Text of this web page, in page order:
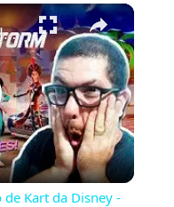
×
Conheça o Novo Jogo Gratuito de Kart da Disney - Disney Speedstorm - Review
de Kart da Disney -